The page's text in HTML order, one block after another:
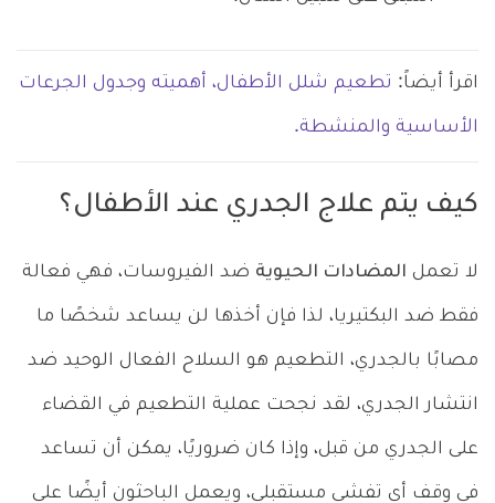
اقرأ أيضاً: تطعيم شلل الأطفال، أهميته وجدول الجرعات
الأساسية والمنشطة.
كيف يتم علاج الجدري عند الأطفال؟
لا تعمل المضادات الحيوية ضد الفيروسات، فهي فعالة
فقط ضد البكتيريا، لذا فإن أخذها لن يساعد شخصًا ما
مصابًا بالجدري، التطعيم هو السلاح الفعال الوحيد ضد
انتشار الجدري، لقد نجحت عملية التطعيم في القضاء
على الجدري من قبل، وإذا كان ضروريًا، يمكن أن تساعد
في وقف أي تفشي مستقبلي، ويعمل الباحثون أيضًا على